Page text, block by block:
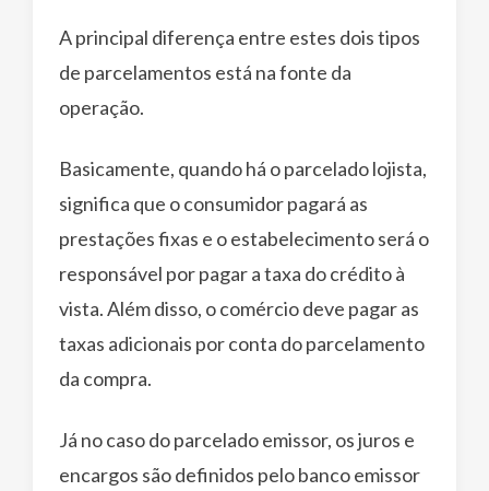
A principal diferença entre estes dois tipos
de parcelamentos está na fonte da
operação.
Basicamente, quando há o parcelado lojista,
significa que o consumidor pagará as
prestações fixas e o estabelecimento será o
responsável por pagar a taxa do crédito à
vista. Além disso, o comércio deve pagar as
taxas adicionais por conta do parcelamento
da compra.
Já no caso do parcelado emissor, os juros e
encargos são definidos pelo banco emissor